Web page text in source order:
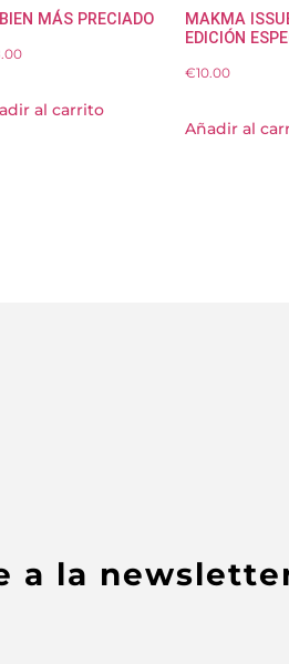
MÁS PRECIADO
al carrito
MAKMA
EDICIÓN
€10.00
Añadir al
a la